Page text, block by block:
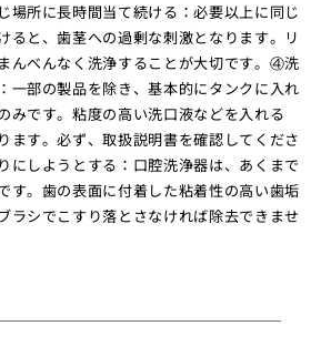
場所に長時間当て続ける：必要以上に同じ
ると、歯茎への過剰な刺激となります。リ
んべんなく洗浄することが大切です。④洗
一部の製品を除き、基本的にタンクに入れ
みです。粘度の高い洗口液などを入れる
ます。必ず、取扱説明書を確認してくださ
にしようとする：口腔洗浄器は、あくまで
す。歯の表面に付着した粘着性の高い歯垢
ラシでこすり落とさなければ除去できませ